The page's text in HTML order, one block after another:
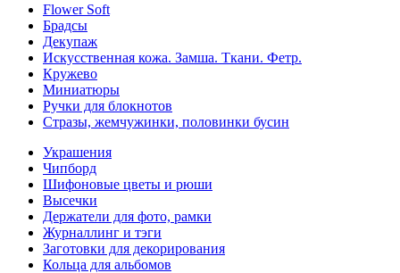
Flower Soft
Брадсы
Декупаж
Искусственная кожа. Замша. Ткани. Фетр.
Кружево
Миниатюры
Ручки для блокнотов
Стразы, жемчужинки, половинки бусин
Украшения
Чипборд
Шифоновые цветы и рюши
Высечки
Держатели для фото, рамки
Журналлинг и тэги
Заготовки для декорирования
Кольца для альбомов